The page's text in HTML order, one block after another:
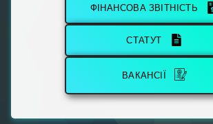
ФІНАНСОВА ЗВІТНІСТЬ
СТАТУТ
ВАКАНСІЇ